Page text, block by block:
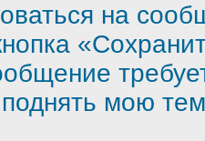
на
мою